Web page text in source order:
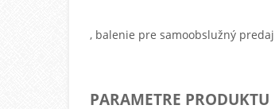
, balenie pre samoobslužný predaj
PARAMETRE PRODUKTU